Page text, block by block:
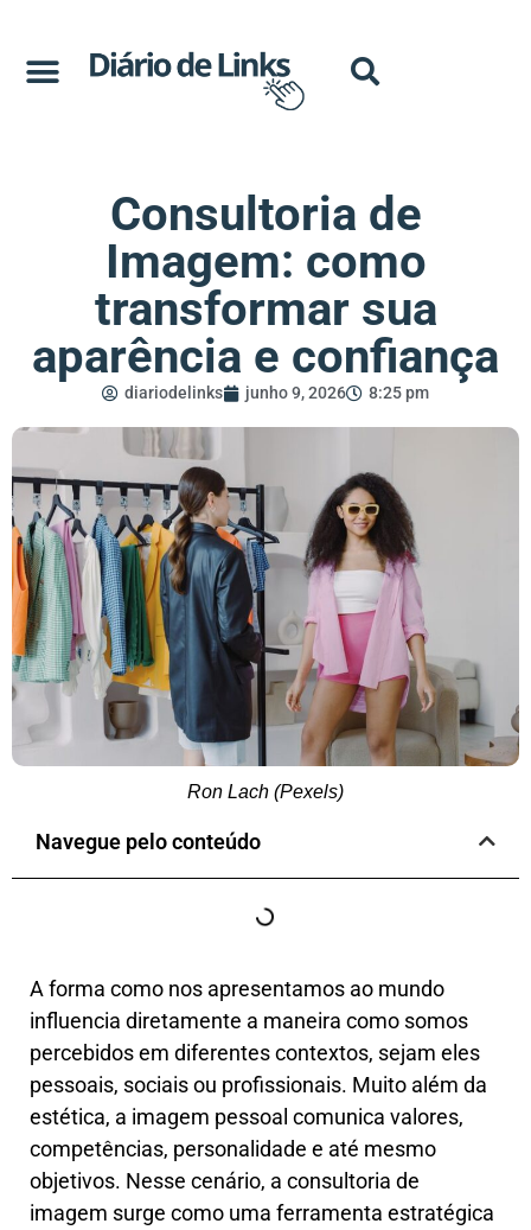
Consultoria de
Imagem: como
transformar sua
aparência e confiança
diariodelinks junho 9, 2026 8:25 pm
Ron Lach (Pexels)
Navegue pelo conteúdo
A forma como nos apresentamos ao mundo
influencia diretamente a maneira como somos
percebidos em diferentes contextos, sejam eles
pessoais, sociais ou profissionais. Muito além da
estética, a imagem pessoal comunica valores,
competências, personalidade e até mesmo
objetivos. Nesse cenário, a consultoria de
imagem surge como uma ferramenta estratégica